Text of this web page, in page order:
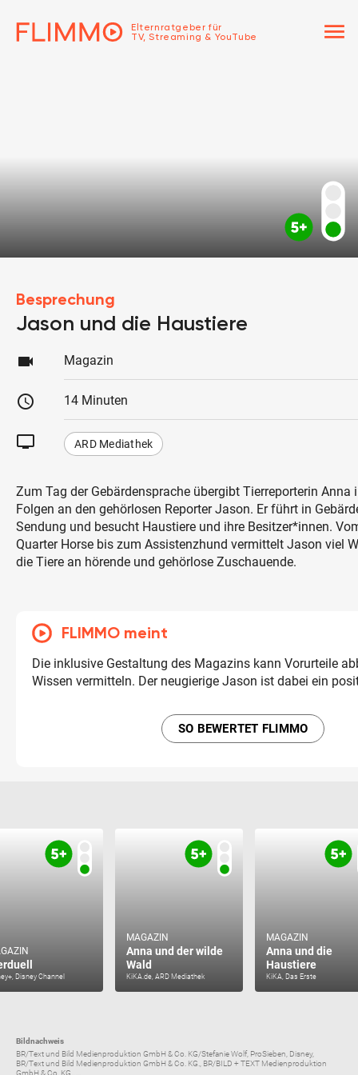
Elternratgeber für
TV, Streaming & YouTube
menu
Besprechung
Jason und die Haustiere
videocam Magazin
schedule 14 Minuten
tv ARD Mediathek
Zum Tag der Gebärdensprache übergibt Tierreporterin
Folgen an den gehörlosen Reporter Jason. Er führt in
Sendung und besucht Haustiere und ihre Besitzer*innen.
Quarter Horse bis zum Assistenzhund vermittelt Jason viel
die Tiere an hörende und gehörlose Zuschauende.
FLIMMO meint
Die inklusive Gestaltung des Magazins kann Vorurteile
Wissen vermitteln. Der neugierige Jason ist dabei ein
SO BEWERTET FLIMMO
Disney Channel
MAGAZIN
Anna und der wilde
Wald
KiKA.de, ARD Mediathek
MAGAZIN
Anna und die
Haustiere
KiKA, Das Erste
Bildnachweis
BR/Text und Bild Medienproduktion GmbH & Co. KG/Stefanie Wolf, ProSieben, Disney,
BR/Text und Bild Medienproduktion GmbH & Co. KG., BR/BILD + TEXT Medienproduktion
GmbH & Co. KG., ...